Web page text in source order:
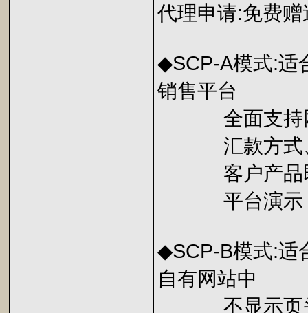
代理申请:免费
◆SCP-A模式:适
销售平台
全面支持网
汇款方式、
客户产品即
平台演示
◆SCP-B模式:适
自有网站中
不显示页头